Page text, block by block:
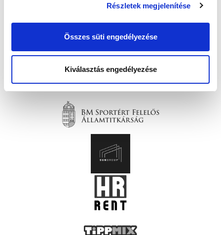
Részletek megjelenítése
Összes süti engedélyezése
Kiválasztás engedélyezése